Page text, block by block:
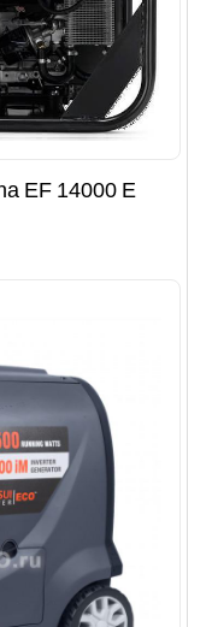
EF 14000 E